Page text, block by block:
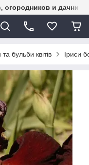
огородников и
бульби квітів Іриси